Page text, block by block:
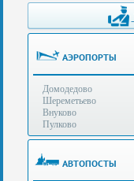
Получение
ЭЦП
за
сутки
услуги
Опыт
оформления
АЭРОПОРТЫ
Домодедово
Шереметьево
Внуково
Пулково
АВТОПОСТЫ